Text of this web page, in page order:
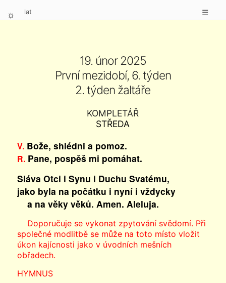
⛭ lat ☰
19. únor 2025
První mezidobí, 6. týden
2. týden žaltáře
KOMPLETÁŘ
STŘEDA
V.Bože, shlédni a pomoz.
R.Pane, pospěš mi pomáhat.
Sláva Otci i Synu i Duchu Svatému,
jako byla na počátku i nyní i vždycky
a na věky věků. Amen. Aleluja.
Doporučuje se vykonat zpytování svědomí. Při
společné modlitbě se může na toto místo vložit
úkon kajícnosti jako v úvodních mešních
obřadech.
HYMNUS